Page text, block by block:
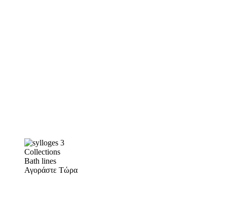
Collections
Bath lines
Αγοράστε Τώρα